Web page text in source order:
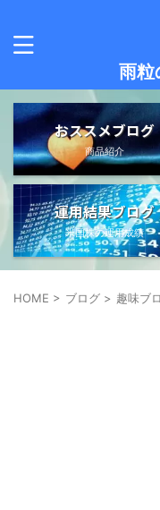
雨粒
おススメブログ
商品紹介
運用結果ブログ
米国株の運用成績
HOME > ブログ > 趣味ブ